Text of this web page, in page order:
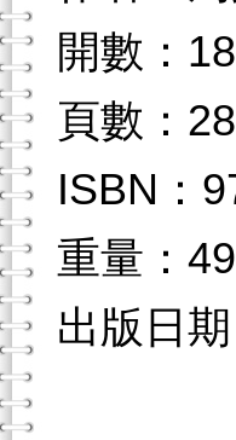
開數：18
頁數：
ISBN：
重量：
出版日